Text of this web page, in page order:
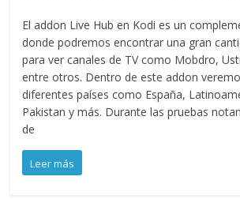
El addon Live Hub en Kodi es un
donde podremos encontrar una gran
para ver canales de TV como Mobdro,
entre otros. Dentro de este addon
diferentes países como España,
Pakistan y más. Durante las pruebas
de
Leer más